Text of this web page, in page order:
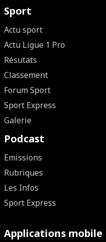
Sport
Actu sport
Actu Ligue 1 Pro
Résutats
Classement
Forum Sport
Sport Express
Galerie
Podcast
Emissions
Rubriques
Les Infos
Sport Express
Applications mobile